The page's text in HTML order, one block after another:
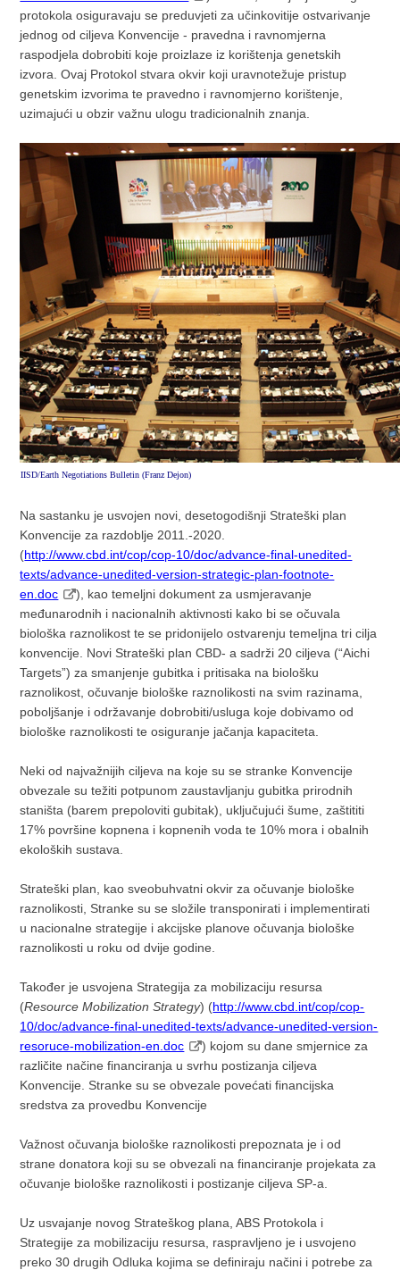
protokola osiguravaju se preduvjeti za učinkovitije ostvarivanje
jednog od ciljeva Konvencije - pravedna i ravnomjerna
raspodjela dobrobiti koje proizlaze iz korištenja genetskih
izvora. Ovaj Protokol stvara okvir koji uravnotežuje pristup
genetskim izvorima te pravedno i ravnomjerno korištenje,
uzimajući u obzir važnu ulogu tradicionalnih znanja.
IISD/Earth Negotiations Bulletin (Franz Dejon)
Na sastanku je usvojen novi, desetogodišnji Strateški plan
Konvencije za razdoblje 2011.-2020.
(http://www.cbd.int/cop/cop-10/doc/advance-final-unedited-
texts/advance-unedited-version-strategic-plan-footnote-
en.doc
), kao temeljni dokument za usmjeravanje
međunarodnih i nacionalnih aktivnosti kako bi se očuvala
biološka raznolikost te se pridonijelo ostvarenju temeljna tri cilja
konvencije. Novi Strateški plan CBD- a sadrži 20 ciljeva (“Aichi
Targets”) za smanjenje gubitka i pritisaka na biološku
raznolikost, očuvanje biološke raznolikosti na svim razinama,
poboljšanje i održavanje dobrobiti/usluga koje dobivamo od
biološke raznolikosti te osiguranje jačanja kapaciteta.
Neki od najvažnijih ciljeva na koje su se stranke Konvencije
obvezale su težiti potpunom zaustavljanju gubitka prirodnih
staništa (barem prepoloviti gubitak), uključujući šume, zaštititi
17% površine kopnena i kopnenih voda te 10% mora i obalnih
ekoloških sustava.
Strateški plan, kao sveobuhvatni okvir za očuvanje biološke
raznolikosti, Stranke su se složile transponirati i implementirati
u nacionalne strategije i akcijske planove očuvanja biološke
raznolikosti u roku od dvije godine.
Također je usvojena Strategija za mobilizaciju resursa
(Resource Mobilization Strategy) (http://www.cbd.int/cop/cop-
10/doc/advance-final-unedited-texts/advance-unedited-version-
resoruce-mobilization-en.doc
) kojom su dane smjernice za
različite načine financiranja u svrhu postizanja ciljeva
Konvencije . Stranke su se obvezale povećati financijska
sredstva za provedbu Konvencije
Važnost očuvanja biološke raznolikosti prepoznata je i od
strane donatora koji su se obvezali na financiranje projekata za
očuvanje biološke raznolikosti i postizanje ciljeva SP-a.
Uz usvajanje novog Strateškog plana, ABS Protokola i
Strategije za mobilizaciju resursa , raspravljeno je i usvojeno
preko 30 drugih Odluka kojima se definiraju načini i potrebe za